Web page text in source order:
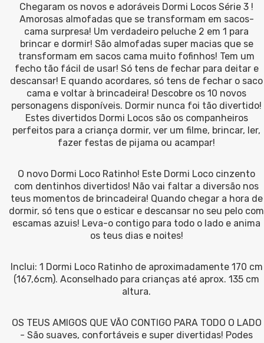
Chegaram os novos e adoráveis Dormi Locos Série 3 !
Amorosas almofadas que se transformam em sacos-
cama surpresa! Um verdadeiro peluche 2 em 1 para
brincar e dormir! São almofadas super macias que se
transformam em sacos cama muito fofinhos! Tem um
fecho tão fácil de usar! Só tens de fechar para deitar e
descansar! E quando acordares, só tens de fechar o saco
cama e voltar à brincadeira! Descobre os 10 novos
personagens disponíveis. Dormir nunca foi tão divertido!
Estes divertidos Dormi Locos são os companheiros
perfeitos para a criança dormir, ver um filme, brincar, ler,
fazer festas de pijama ou acampar!
O novo Dormi Loco Ratinho! Este Dormi Loco cinzento
com dentinhos divertidos! Não vai faltar a diversão nos
teus momentos de brincadeira! Quando chegar a hora de
dormir, só tens que o esticar e descansar no seu pelo com
escamas azuis! Leva-o contigo para todo o lado e anima
os teus dias e noites!
Inclui: 1 Dormi Loco Ratinho de aproximadamente 170 cm
(167,6cm). Aconselhado para crianças até aprox. 135 cm
altura.
OS TEUS AMIGOS QUE VÃO CONTIGO PARA TODO O LADO
- São suaves, confortáveis e super divertidas! Podes